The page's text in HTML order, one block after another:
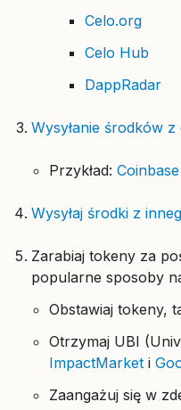
Celo.org
Celo Hub
DappRadar
Wysyłanie środków z
Przykład: Coinbase
Wysyłaj środki z
Zarabiaj tokeny za
popularne sposoby
Obstawiaj tokeny,
Otrzymaj UBI
ImpactMarket i
Zaangażuj się w